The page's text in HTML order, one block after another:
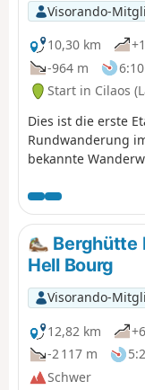
Visorando-
10,30 km
-964 m
Start in Cilaos
Dies ist die erste
Rundwanderung
bekannte
zu erreichen,
Gipfeln des Piton
Berghütte
Hell Bourg
Visorando-
12,82 km
-2 117 m
Schwer